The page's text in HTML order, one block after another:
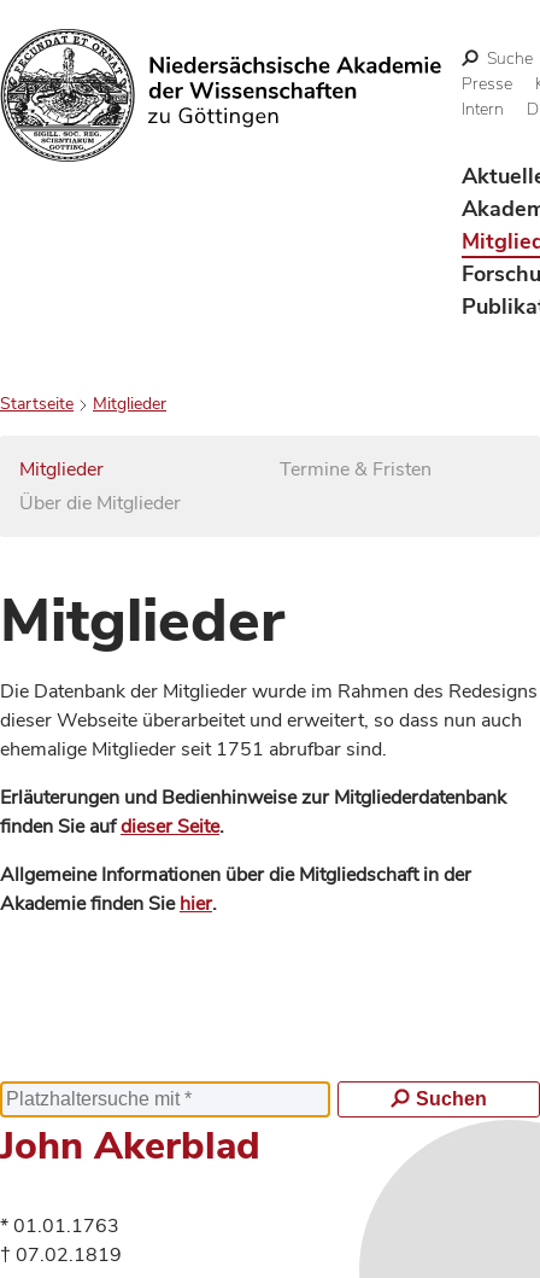
Suchen
Suche
Presse
Intern
Startseite Mitglieder
Mitglieder
Über die Mitglieder
Termine & Fristen
Mitglieder
Die Datenbank der Mitglieder wurde im Rahmen des Redesigns
dieser Webseite überarbeitet und erweitert, so dass nun auch
ehemalige Mitglieder seit 1751 abrufbar sind.
Erläuterungen und Bedienhinweise zur Mitgliederdatenbank
finden Sie aufdieser Seite.
Allgemeine Informationen über die Mitgliedschaft in der
Akademie finden Siehier.
Suchen
John Akerblad
* 01.01.1763
† 07.02.1819